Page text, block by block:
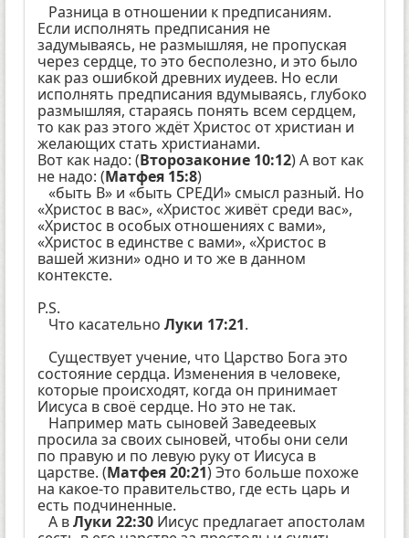
Разница в отношении к предписаниям.
Если исполнять предписания не
задумываясь, не размышляя, не пропуская
через сердце, то это бесполезно, и это было
как раз ошибкой древних иудеев. Но если
исполнять предписания вдумываясь, глубоко
размышляя, стараясь понять всем сердцем,
то как раз этого ждёт Христос от христиан и
желающих стать христианами.
Вот как надо: (Второзаконие 10:12) А вот как
не надо: (Матфея 15:8)
«быть В» и «быть СРЕДИ» смысл разный. Но
«Христос в вас», «Христос живёт среди вас»,
«Христос в особых отношениях с вами»,
«Христос в единстве с вами», «Христос в
вашей жизни» одно и то же в данном
контексте.
P.S.
Что касательно Луки 17:21.
Существует учение, что Царство Бога это
состояние сердца. Изменения в человеке,
которые происходят, когда он принимает
Иисуса в своё сердце. Но это не так.
Например мать сыновей Заведеевых
просила за своих сыновей, чтобы они сели
по правую и по левую руку от Иисуса в
царстве. (Матфея 20:21) Это больше похоже
на какое-то правительство, где есть царь и
есть подчиненные.
А вЛуки 22:30 Иисус предлагает апостолам